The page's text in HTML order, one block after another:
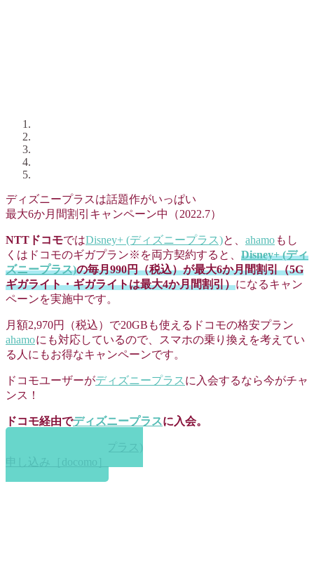
ディズニープラスは話題作がいっぱい
最大6か月間割引キャンペーン中（2022.7）
NTTドコモではDisney+ (ディズニープラス)と、 ahamo もし
くはドコモのギガプラン※を両方契約すると、 Disney+ (ディ
ズニープラス)の毎月990円（税込）が最大6か月間割引（5G
ギガライト・ギガライトは最大4か月間割引）になるキャン
ペーンを実施中です。
月額2,970円（税込）で20GBも使えるドコモの格安プラン
ahamoにも対応しているので、スマホの乗り換えを考えてい
る人にもお得なキャンペーンです。
ドコモユーザーがディズニープラス に入会するなら今がチャ
ンス！
ドコモ経由でディズニープラスに入会。
Disney+ (ディズニープラス)
申し込み［docomo］